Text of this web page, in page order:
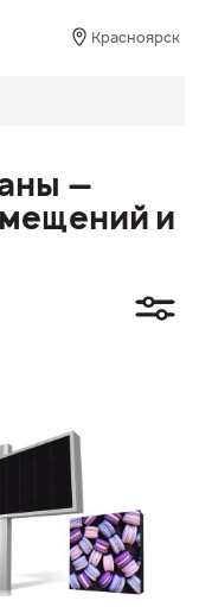
Красноярск
—
и